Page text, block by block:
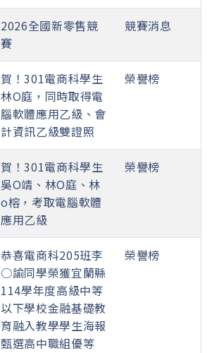
2026全國新零售競
賽
競賽消息
賀！301電商科學生
林O庭，同時取得電
腦軟體應用乙級、會
計資訊乙級雙證照
榮譽榜
賀！301電商科學生
吳O靖、林O庭、林
o榕，考取電腦軟體
應用乙級
榮譽榜
恭喜電商科205班李
○諭同學榮獲宜蘭縣
114學年度高級中等
以下學校金融基礎教
育融入教學學生海報
甄選高中職組優等
榮譽榜